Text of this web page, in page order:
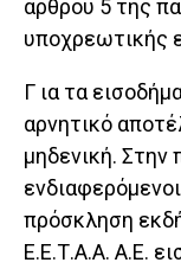
άρθρου 5 της
υποχρεωτικής
Γ ια τα
αρνητικό
μηδενική. Στην
πρόσκληση
Ε.Ε.Τ.Α.Α. Α.Ε.